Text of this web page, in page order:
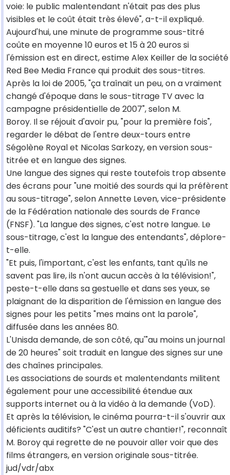
voie: le public malentendant n'était pas des plus
visibles et le coût était très élevé", a-t-il expliqué.
Aujourd'hui, une minute de programme sous-titré
coûte en moyenne 10 euros et 15 à 20 euros si
l'émission est en direct, estime Alex Keiller de la société
Red Bee Media France qui produit des sous-titres.
Après la loi de 2005, "ça traînait un peu, on a vraiment
changé d'époque dans le sous-titrage TV avec la
campagne présidentielle de 2007", selon M.
Boroy. Il se réjouit d'avoir pu, "pour la première fois",
regarder le débat de l'entre deux-tours entre
Ségolène Royal et Nicolas Sarkozy, en version sous-
titrée et en langue des signes.
Une langue des signes qui reste toutefois trop absente
des écrans pour "une moitié des sourds qui la préfèrent
au sous-titrage", selon Annette Leven, vice-présidente
de la Fédération nationale des sourds de France
(FNSF). "La langue des signes, c'est notre langue. Le
sous-titrage, c'est la langue des entendants", déplore-
t-elle.
"Et puis, l'important, c'est les enfants, tant qu'ils ne
savent pas lire, ils n'ont aucun accès à la télévision!",
peste-t-elle dans sa gestuelle et dans ses yeux, se
plaignant de la disparition de l'émission en langue des
signes pour les petits "mes mains ont la parole",
diffusée dans les années 80.
L'Unisda demande, de son côté, qu'"au moins un journal
de 20 heures" soit traduit en langue des signes sur une
des chaînes principales.
Les associations de sourds et malentendants militent
également pour une accessibilité étendue aux
supports internet ou à la vidéo à la demande (VoD).
Et après la télévision, le cinéma pourra-t-il s'ouvrir aux
déficients auditifs? "C'est un autre chantier!", reconnaît
M. Boroy qui regrette de ne pouvoir aller voir que des
films étrangers, en version originale sous-titrée.
jud/vdr/abx